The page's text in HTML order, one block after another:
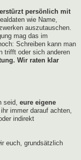
persönlich mit
wie Name,
auszutauschen.
mag das im
Schreiben kann man
trifft oder sich anderen
Wir raten klar
seid, eure eigene
immer darauf achten,
indirekt
euch, grundsätzlich